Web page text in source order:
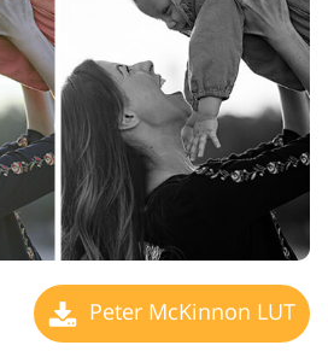
Peter McKinnon LUT